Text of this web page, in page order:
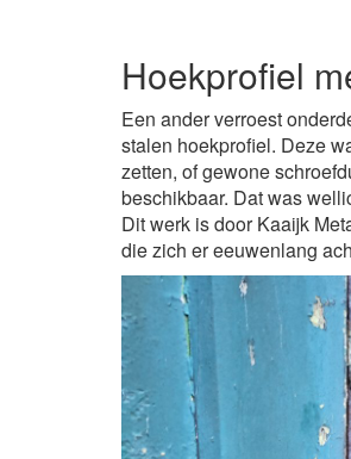
Hoekprofiel
Een ander verroest
stalen hoekprofiel. Deze
zetten, of gewone
beschikbaar. Dat was
Dit werk is door Kaaijk
die zich er eeuwenlang